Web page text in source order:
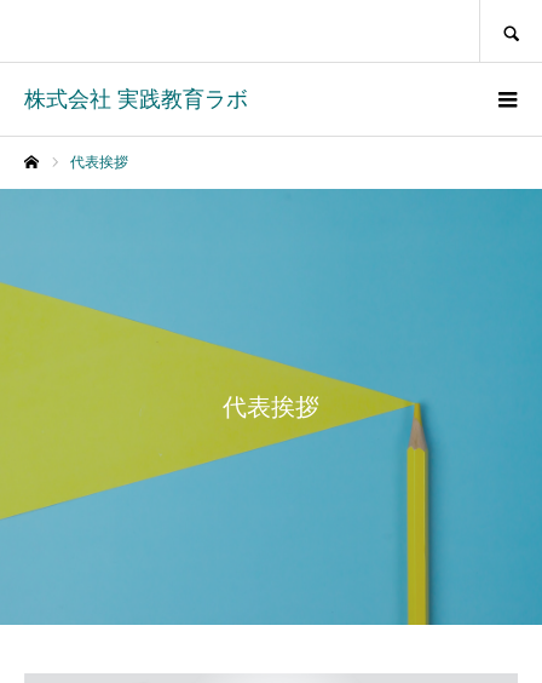
株式会社 実践教育ラボ
代表挨拶
代表挨拶